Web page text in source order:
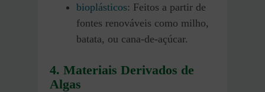
bioplásticos: Feitos a partir de
fontes renováveis como milho,
batata, ou cana-de-açúcar.
4. Materiais Derivados de
Algas